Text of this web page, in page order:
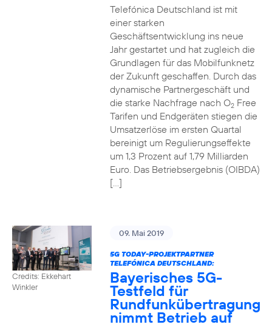
Telefónica Deutschland ist mit
einer starken
Geschäftsentwicklung ins neue
Jahr gestartet und hat zugleich die
Grundlagen für das Mobilfunknetz
der Zukunft geschaffen. Durch das
dynamische Partnergeschäft und
die starke Nachfrage nach O2Free
Tarifen und Endgeräten stiegen die
Umsatzerlöse im ersten Quartal
bereinigt um Regulierungseffekte
um 1,3 Prozent auf 1,79 Milliarden
Euro. Das Betriebsergebnis (OIBDA)
[…]
Credits: Ekkehart
Winkler
09. Mai 2019
5G TODAY-PROJEKTPARTNER
TELEFÓNICA DEUTSCHLAND:
Bayerisches 5G-
Testfeld für
Rundfunkübertragung
nimmt Betrieb auf